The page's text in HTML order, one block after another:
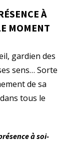
À
MOMENT
gardien des
sens… Sorte
de sa
tous le
à soi-